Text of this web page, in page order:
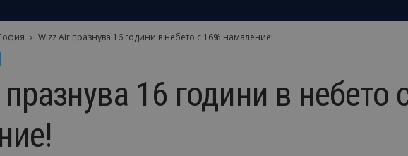
Wizz Air празнува 16 години в небето с 16% намаление!
16 години в небето